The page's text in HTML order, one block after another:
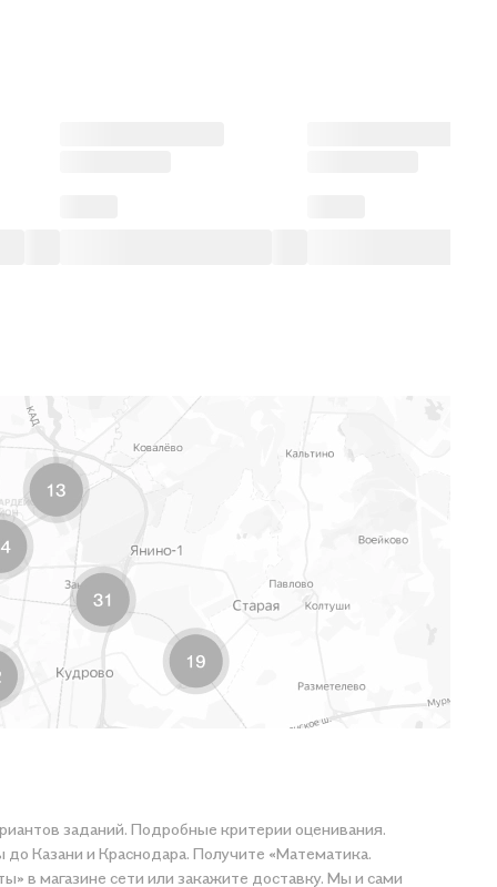
заданий. Подробные критерии оценивания.
Казани и Краснодара. Получите «Математика.
в магазине сети или закажите доставку. Мы и сами